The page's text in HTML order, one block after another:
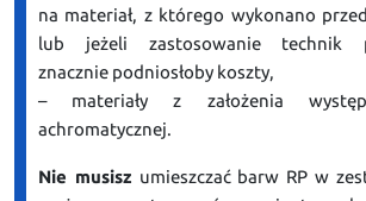
na materiał, z którego wykonano
lub jeżeli zastosowanie technik
znacznie podniosłoby koszty,
– materiały z założenia
achromatycznej.
Nie musisz umieszczać barw RP w